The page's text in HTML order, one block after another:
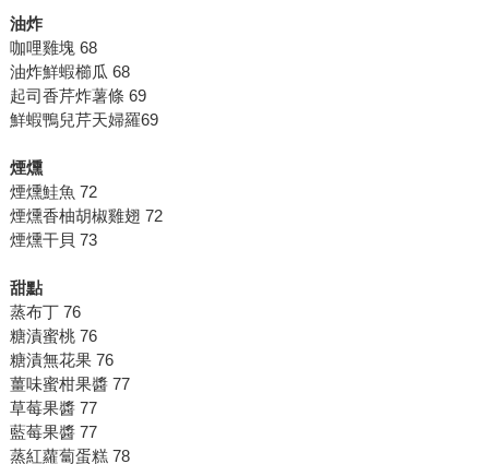
油炸
咖哩雞塊 68
油炸鮮蝦櫛瓜 68
起司香芹炸薯條 69
鮮蝦鴨兒芹天婦羅69
煙燻
煙燻鮭魚 72
煙燻香柚胡椒雞翅 72
煙燻干貝 73
甜點
蒸布丁 76
糖漬蜜桃 76
糖漬無花果 76
薑味蜜柑果醬 77
草莓果醬 77
藍莓果醬 77
蒸紅蘿蔔蛋糕 78